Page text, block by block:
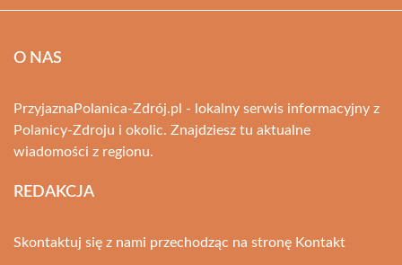
O NAS
PrzyjaznaPolanica-Zdrój.pl - lokalny serwis informacyjny z
Polanicy-Zdroju i okolic. Znajdziesz tu aktualne
wiadomości z regionu.
REDAKCJA
Skontaktuj się z nami przechodząc na stronę Kontakt